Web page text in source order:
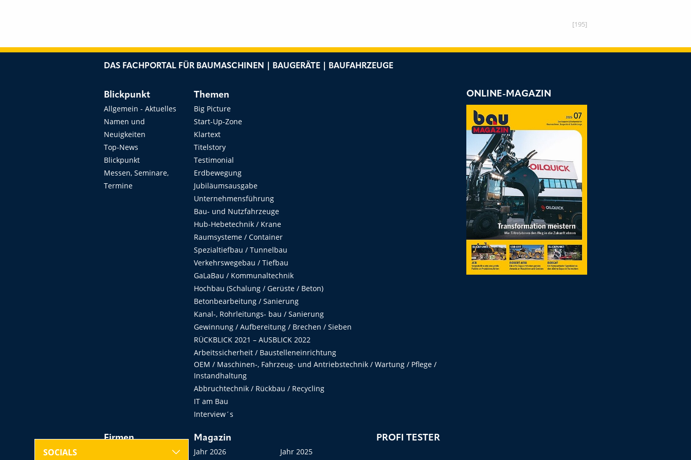
[195]
DAS FACHPORTAL FÜR BAUMASCHINEN | BAUGERÄTE | BAUFAHRZEUGE
Blickpunkt
Allgemein - Aktuelles
Namen und
Neuigkeiten
Top-News
Blickpunkt
Messen, Seminare,
Termine
Themen
Big Picture
Start-Up-Zone
Klartext
Titelstory
Testimonial
Erdbewegung
Jubiläumsausgabe
Unternehmensführung
Bau- und Nutzfahrzeuge
Hub-Hebetechnik / Krane
Raumsysteme / Container
Spezialtiefbau / Tunnelbau
Verkehrswegebau / Tiefbau
GaLaBau / Kommunaltechnik
Hochbau (Schalung / Gerüste / Beton)
Betonbearbeitung / Sanierung
Kanal-, Rohrleitungs- bau / Sanierung
Gewinnung / Aufbereitung / Brechen / Sieben
RÜCKBLICK 2021 – AUSBLICK 2022
Arbeitssicherheit / Baustelleneinrichtung
OEM / Maschinen-, Fahrzeug- und Antriebstechnik / Wartung / Pflege /
Instandhaltung
Abbruchtechnik / Rückbau / Recycling
IT am Bau
Interview´s
Firmen Magazin
Jahr 2026
Jahr 2025
PROFI TESTER
ONLINE-MAGAZIN
SOCIALS